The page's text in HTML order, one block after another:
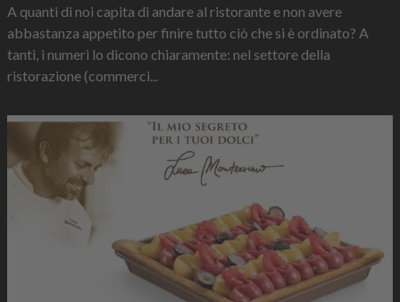
A quanti di noi capita di andare al ristorante e non avere
abbastanza appetito per finire tutto ciò che si è ordinato? A
tanti, i numeri lo dicono chiaramente: nel settore della
ristorazione (commerci...